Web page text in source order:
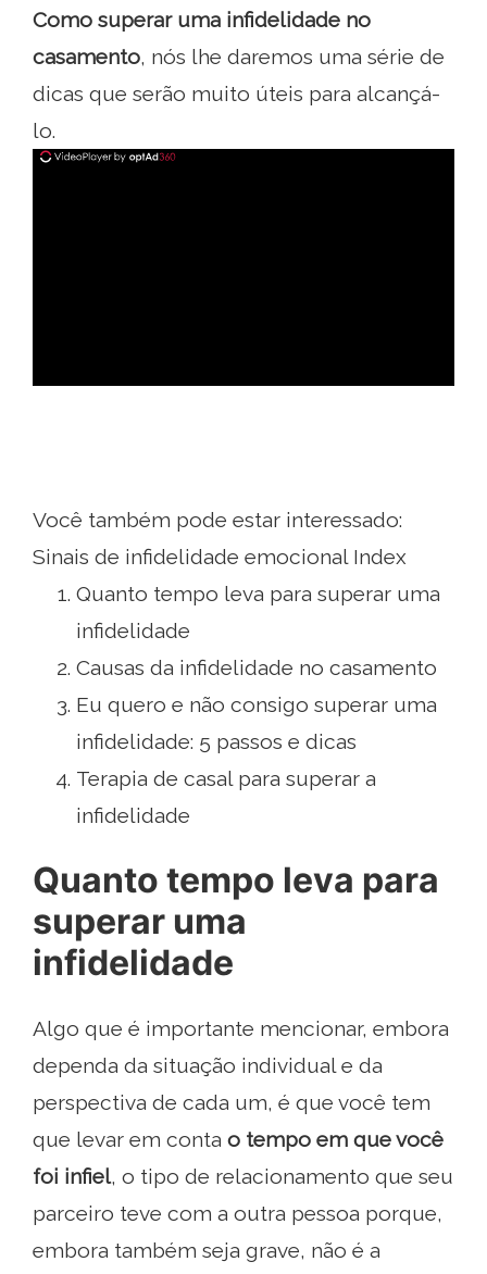
Como superar uma infidelidade no
casamento, nós lhe daremos uma série de
dicas que serão muito úteis para alcançá-
lo.
Você também pode estar interessado:
Sinais de infidelidade emocional Index
Quanto tempo leva para superar uma
infidelidade
Causas da infidelidade no casamento
Eu quero e não consigo superar uma
infidelidade: 5 passos e dicas
Terapia de casal para superar a
infidelidade
Quanto tempo leva para
superar uma
infidelidade
Algo que é importante mencionar, embora
dependa da situação individual e da
perspectiva de cada um, é que você tem
que levar em conta o tempo em que você
foi infiel, o tipo de relacionamento que seu
parceiro teve com a outra pessoa porque,
embora também seja grave, não é a